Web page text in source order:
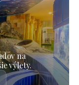
na
výlety.